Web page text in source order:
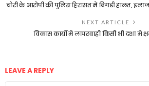
चोरी के आरोपी की पुलिस हिरासत में बिगड़ी हालत,
NEXT ARTICLE
विकास कार्यो में लापरवाही किसी भी दशा में
LEAVE A REPLY